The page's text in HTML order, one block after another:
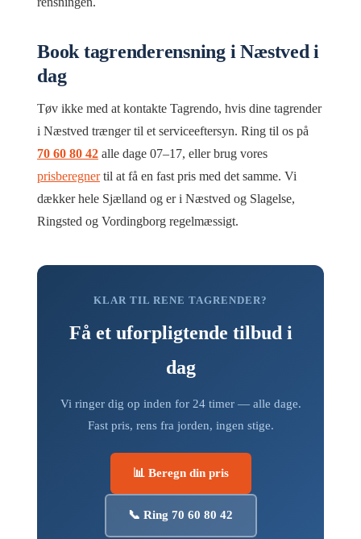
Book tagrenderensning i Næstved i
dag
Tøv ikke med at kontakte Tagrendo, hvis dine tagrender
i Næstved trænger til et serviceeftersyn. Ring til os på
70 60 80 42 alle dage 07–17, eller brug vores
prisberegnertil at få en fast pris med det samme. Vi
dækker hele Sjælland og er i Næstved og Slagelse,
Ringsted og Vordingborg regelmæssigt.
KLAR TIL RENE TAGRENDER?
Få et uforpligtende tilbud i
dag
Vi ringer dig op inden for 24 timer — alle dage.
Fast pris, rens fra jorden, ingen stige.
📊 Beregn din pris
📞 Ring 70 60 80 42